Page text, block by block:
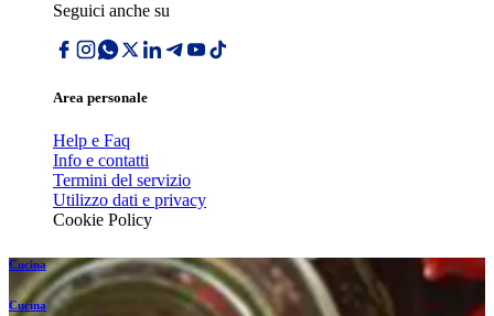
Seguici anche su
Area personale
Help e Faq
Info e contatti
Termini del servizio
Utilizzo dati e privacy
Cookie Policy
Cucina
Cucina